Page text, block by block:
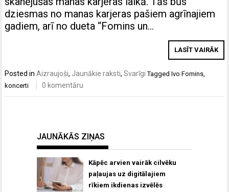
dziesmas no manas karjeras pašiem agrīnajiem
gadiem, arī no dueta “Fomins un…
LASĪT VAIRĀK
Posted inAizraujoši, Jaunākie raksti,Svarīgi TaggedIvo Fomins
koncerti
0 komentāru
JAUNĀKĀS ZIŅAS
Kāpēc arvien vairāk cilvēku
paļaujas uz digitālajiem
rīkiem ikdienas izvēlēs